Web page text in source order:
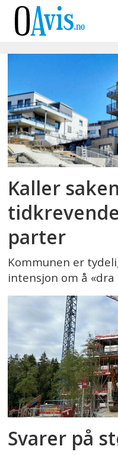
Emne:
kantor
terrasse
Kaller
parter
Kommunen er
intensjon om å
Svarer på